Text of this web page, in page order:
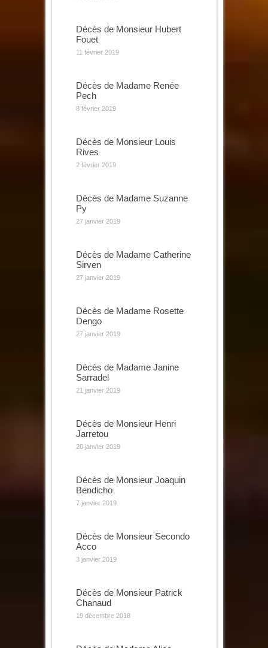
Décès de Monsieur Hubert
Fouet
11 février 2019
Décès de Madame Renée
Pech
8 février 2019
Décès de Monsieur Louis
Rives
2 février 2019
Décès de Madame Suzanne
Py
27 janvier 2019
Décès de Madame Catherine
Sirven
27 janvier 2019
Décès de Madame Rosette
Dengo
27 janvier 2019
Décès de Madame Janine
Sarradel
21 janvier 2019
Décès de Monsieur Henri
Jarretou
20 janvier 2019
Décès de Monsieur Joaquin
Bendicho
7 janvier 2019
Décès de Monsieur Secondo
Acco
3 janvier 2019
Décès de Monsieur Patrick
Chanaud
19 décembre 2018